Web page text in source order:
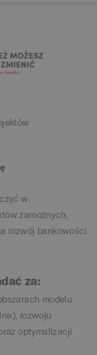
w
zamożnych,
rozwój bankowości
za:
modelu
rozwoju
optymalizacji